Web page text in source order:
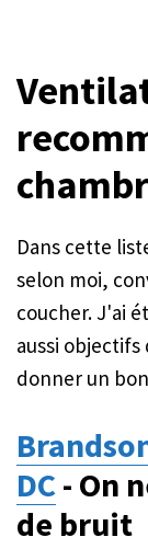
Dans cette
selon moi,
coucher. J'ai
aussi
donner un
DC- On
de bruit